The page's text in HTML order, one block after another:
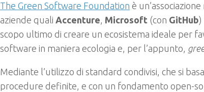
The Green Software Foundation è
aziende quali Accenture, Microsoft (con GitHub)
scopo ultimo di creare un ecosistema ideale per
software in maniera ecologia e, per l’appunto,
Mediante l’utilizzo di standard condivisi, che si
procedure definite, e con un fondamento open-